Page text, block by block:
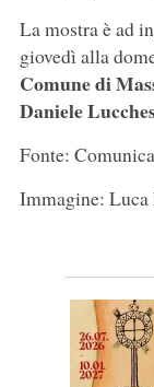
La mostra è ad
giovedì alla
Comune di
Daniele
Fonte:
Immagine: Luca